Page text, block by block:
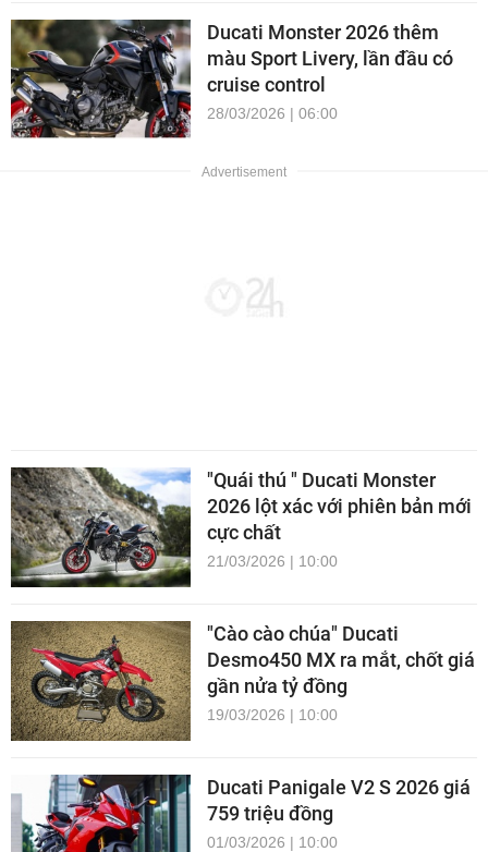
Ducati Monster 2026 thêm
màu Sport Livery, lần đầu có
cruise control
28/03/2026 | 06:00
"Quái thú " Ducati Monster
2026 lột xác với phiên bản mới
cực chất
21/03/2026 | 10:00
"Cào cào chúa" Ducati
Desmo450 MX ra mắt, chốt giá
gần nửa tỷ đồng
19/03/2026 | 10:00
Ducati Panigale V2 S 2026 giá
759 triệu đồng
01/03/2026 | 10:00